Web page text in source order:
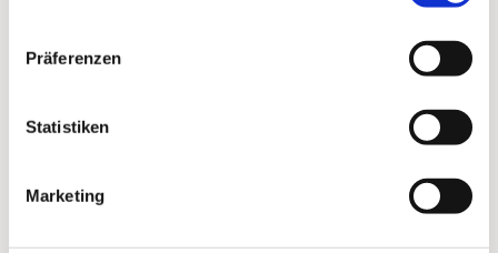
Präferenzen
Statistiken
Marketing